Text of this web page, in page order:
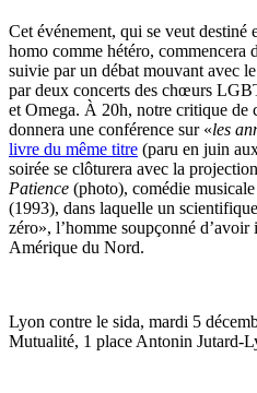
Cet événement, qui se veut
homo comme hétéro, commencera
suivie par un débat mouvant avec
par deux concerts des chœurs
et Omega. À 20h, notre critique
donnera une conférence sur «les
livre du même titre (paru en juin
soirée se clôturera avec la
Patience (photo), comédie
(1993), dans laquelle un
zéro», l’homme soupçonné
Amérique du Nord.
Lyon contre le sida, mardi 5
Mutualité, 1 place Antonin Jutard-